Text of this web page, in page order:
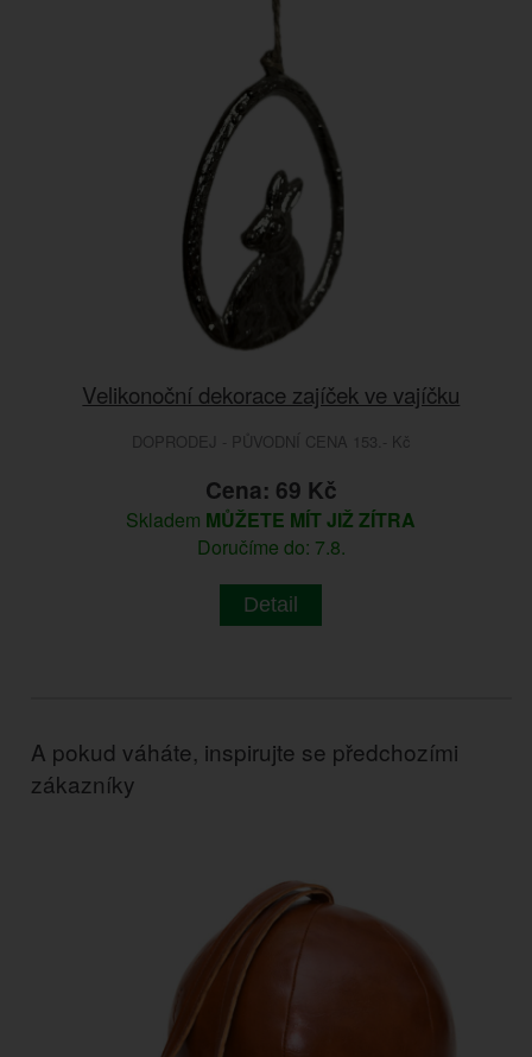
Velikonoční dekorace zajíček ve vajíčku
DOPRODEJ - PŮVODNÍ CENA 153.- Kč
Cena: 69 Kč
Skladem MŮŽETE MÍT JIŽ ZÍTRA
Doručíme do: 7.8.
Detail
A pokud váháte, inspirujte se předchozími
zákazníky